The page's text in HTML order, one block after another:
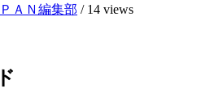
ＡＮ編集部 / 14 views